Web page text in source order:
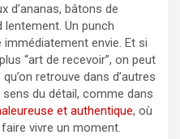
d’ananas, bâtons de
Un punch
envie. Et si
“art de recevoir”, on peut
retrouve dans d’autres
du détail, comme dans
et authentique, où
vivre un moment.